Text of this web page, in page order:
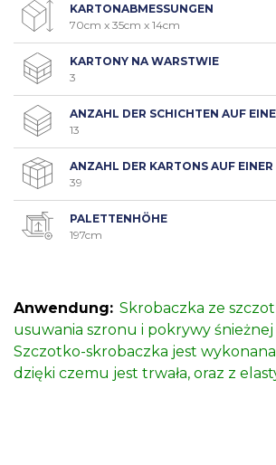
KARTONABMESSUNGEN
70cm x 35cm x 14cm
KARTONY NA WARSTWIE
3
ANZAHL DER SCHICHTEN AUF
13
ANZAHL DER KARTONS AUF
39
PALETTENHÖHE
197cm
Anwendung: Skrobaczka ze
usuwania szronu i pokrywy
Szczotko-skrobaczka jest
dzięki czemu jest trwała, oraz z